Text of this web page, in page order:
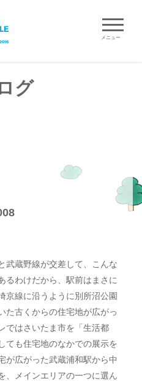
メニュー
グ
蔵野線が交差して、こんな
るわけだから、駅前はまさに
京線に沿うように別所沼公園
た古くからの住宅地が広がっ
ではさいたま市を「生活都
ても住宅地のなかでの展示を
が広がった武蔵浦和駅から中
、メインエリアの一つに選ん